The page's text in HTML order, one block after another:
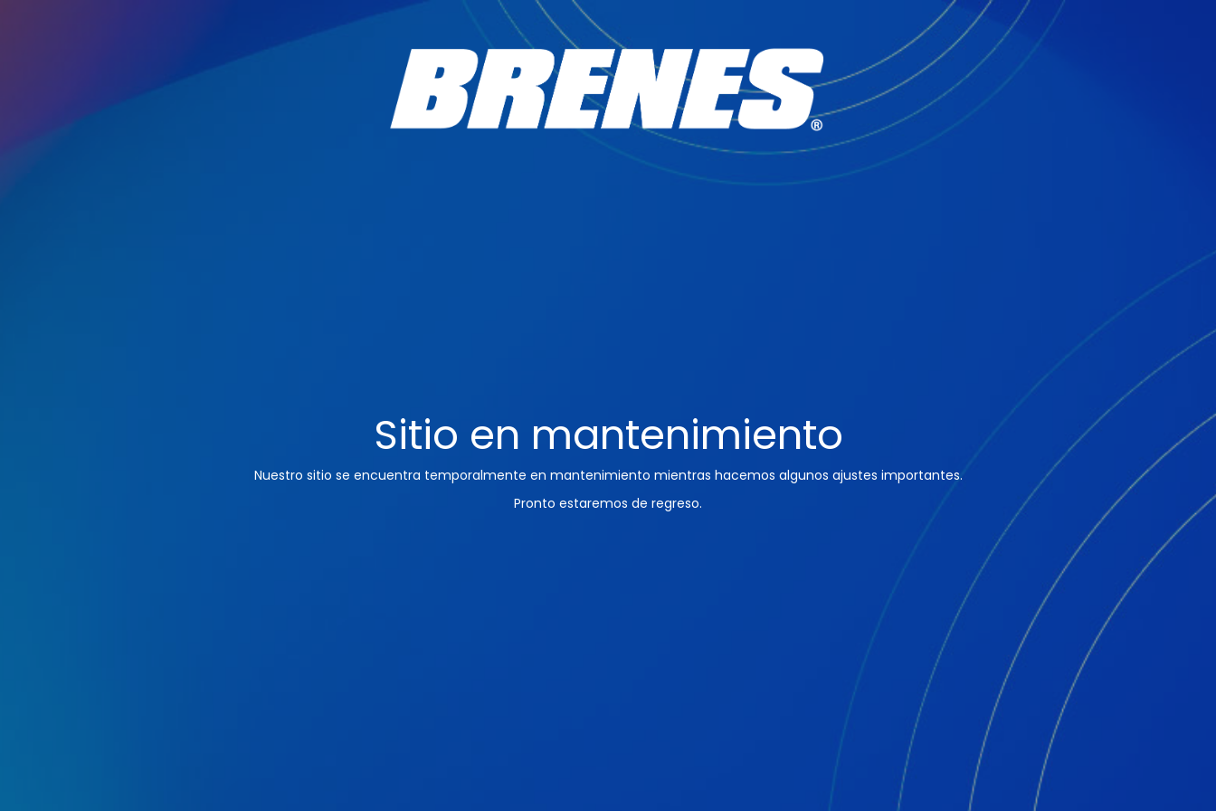
Sitio en mantenimiento
Nuestro sitio se encuentra temporalmente en mantenimiento mientras hacemos algunos ajustes importantes.
Pronto estaremos de regreso.